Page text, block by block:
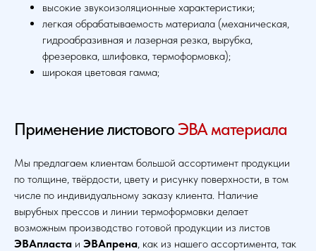
высокие звукоизоляционные характеристики;
легкая обрабатываемость материала (механическая,
гидроабразивная и лазерная резка, вырубка,
фрезеровка, шлифовка, термоформовка);
широкая цветовая гамма;
Применение листовогоЭВА материала
Мы предлагаем клиентам большой ассортимент продукции
по толщине, твёрдости, цвету и рисунку поверхности, в том
числе по индивидуальному заказу клиента. Наличие
вырубных прессов и линии термоформовки делает
возможным производство готовой продукции из листов
ЭВАпласта и ЭВАпрена, как из нашего ассортимента, так